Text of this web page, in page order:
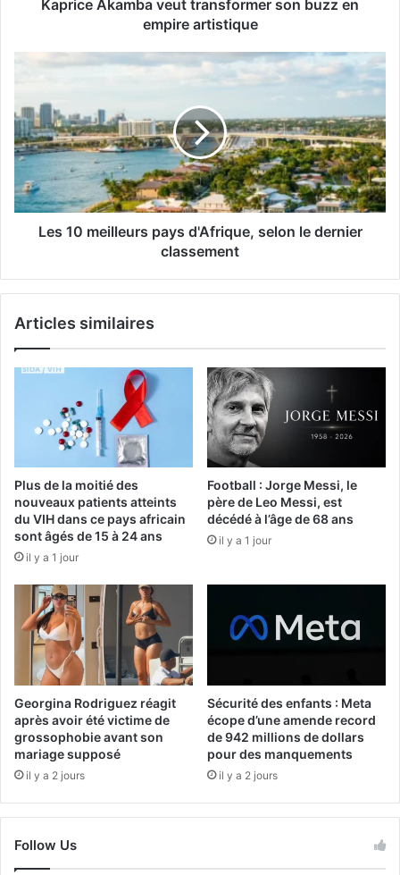
Kaprice Akamba veut transformer son buzz en
empire artistique
Les 10 meilleurs pays d'Afrique, selon le dernier
classement
Articles similaires
Plus de la moitié des
nouveaux patients atteints
du VIH dans ce pays africain
sont âgés de 15 à 24 ans
il y a 1 jour
Football : Jorge Messi, le
père de Leo Messi, est
décédé à l’âge de 68 ans
il y a 1 jour
Georgina Rodriguez réagit
après avoir été victime de
grossophobie avant son
mariage supposé
il y a 2 jours
Sécurité des enfants : Meta
écope d’une amende record
de 942 millions de dollars
pour des manquements
il y a 2 jours
Follow Us